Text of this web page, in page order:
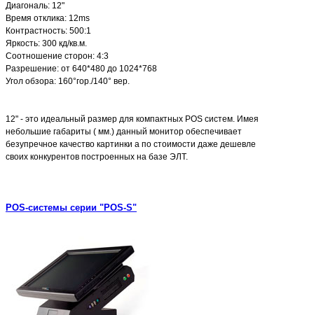
Диагональ: 12"
Время отклика: 12ms
Контрастность: 500:1
Яркость: 300 кд/кв.м.
Соотношение сторон: 4:3
Разрешение: от 640*480 до 1024*768
Угол обзора: 160°гор./140° вер.
12" - это идеальный размер для компактных POS систем. Имея
небольшие габариты ( мм.) данный монитор обеспечивает
безупречное качество картинки а по стоимости даже дешевле
своих конкурентов построенных на базе ЭЛТ.
POS-системы серии "POS-S"